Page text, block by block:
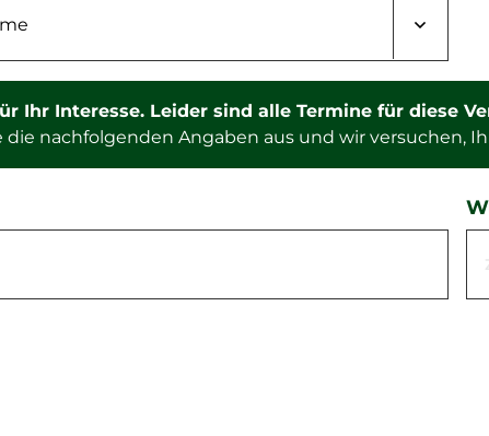
Ihr Interesse. Leider sind alle Termine für diese
die nachfolgenden Angaben aus und wir versuchen,